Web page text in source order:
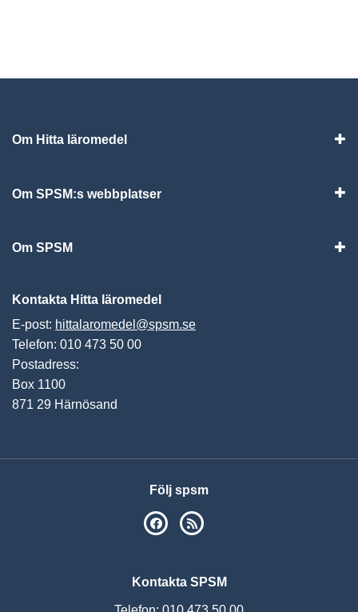
Om Hitta läromedel
Om SPSM:s webbplatser
Om SPSM
Kontakta Hitta läromedel
E-post: hittalaromedel@spsm.se
Telefon: 010 473 50 00
Postadress:
Box 1100
871 29 Härnösand
Följ spsm
SPSM på Facebook
Kontakta SPSM